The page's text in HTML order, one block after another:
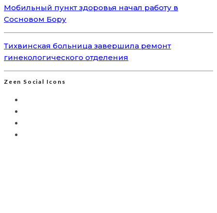
Мобильный пункт здоровья начал работу в
Сосновом Бору
Тихвинская больница завершила ремонт
гинекологического отделения
Zeen Social Icons